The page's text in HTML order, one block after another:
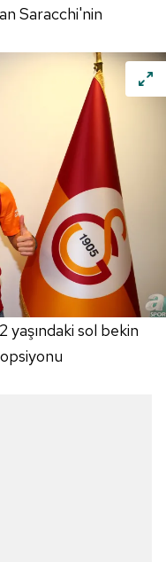
Saracchi'nin
yaşındaki sol bekin